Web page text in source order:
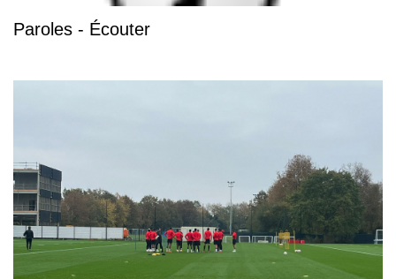
Paroles - Écouter